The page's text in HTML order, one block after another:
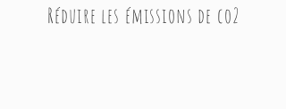
Réduire les émissions de co2